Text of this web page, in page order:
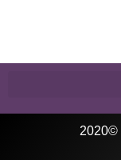
©2020